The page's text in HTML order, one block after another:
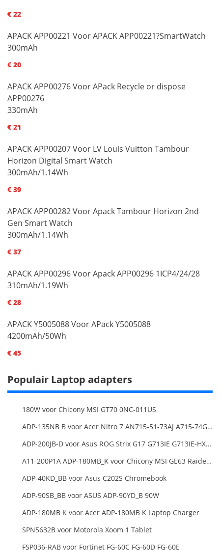
€ 22
APACK APP00221 Voor APACK APP00221?SmartWatch
300mAh
€ 20
APACK APP00276 Voor APack Recycle or dispose
APP00276
330mAh
€ 21
APACK APP00207 Voor LV Louis Vuitton Tambour
Horizon Digital Smart Watch
300mAh/1.14Wh
€ 39
APACK APP00282 Voor Apack Tambour Horizon 2nd
Gen Smart Watch
300mAh/1.14Wh
€ 37
APACK APP00296 Voor Apack APP00296 1ICP4/24/28
310mAh/1.19Wh
€ 28
APACK Y5005088 Voor APack Y5005088
4200mAh/50Wh
€ 45
Populair Laptop adapters
180W voor Chicony MSI GT70 0NC-011US
ADP-135NB B voor Acer Nitro 7 AN715-51-73AJ A715-74G-52B0 Notebook
ADP-200JB-D voor Asus ROG Strix G17 G713IE G713IE-HX002W
A11-200P1A ADP-180MB_K voor Chicony MSI GE63 Raider RGB 8RE-012US
ADP-40KD_BB voor Asus C202S Chromebook
ADP-90SB_BB voor ASUS ADP-90YD_B 90W
ADP-180MB K voor Acer ADP-180MB K Laptop Charger
SPN5632B voor Motorola Xoom 1 Tablet
FSP036-RAB voor Fortinet FG-60C FG-60D FG-60E